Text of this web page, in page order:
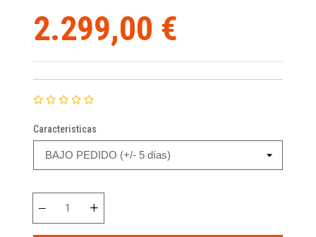
2.299,00 €
Caracteristicas